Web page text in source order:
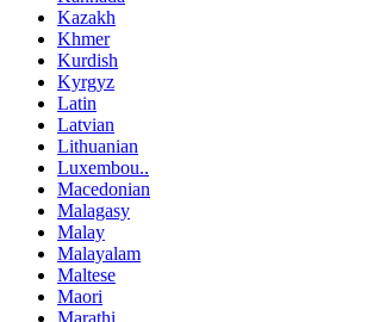
Kazakh
Khmer
Kurdish
Kyrgyz
Latin
Latvian
Lithuanian
Luxembou..
Macedonian
Malagasy
Malay
Malayalam
Maltese
Maori